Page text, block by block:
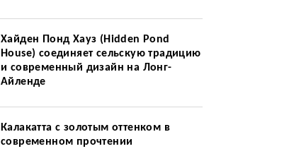
Хайден Понд Хауз (Hidden Pond
House) соединяет сельскую традицию
и современный дизайн на Лонг-
Айленде
Калакатта с золотым оттенком в
современном прочтении